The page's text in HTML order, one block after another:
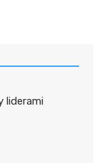
liderami